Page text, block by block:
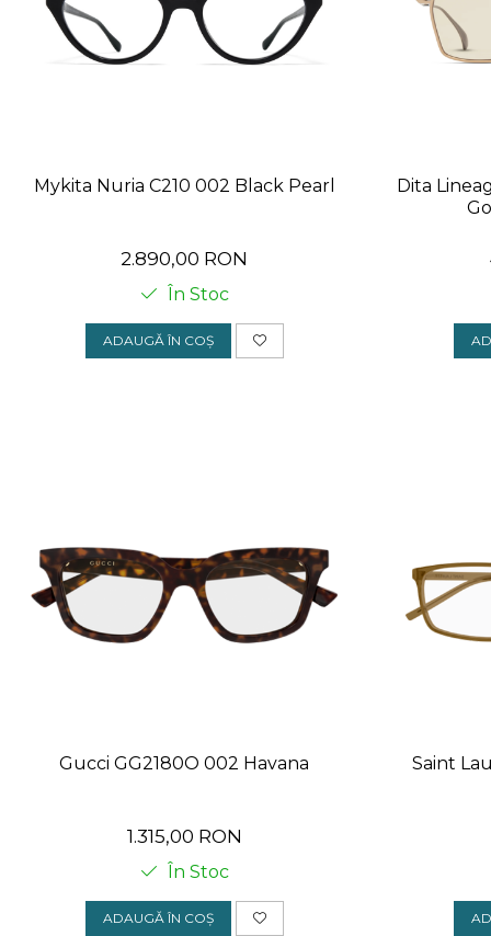
Mykita Nuria C210 002 Black Pearl
2.890,00 RON
În Stoc
ADAUGĂ ÎN COȘ
Dita
Gucci GG2180O 002 Havana
1.315,00 RON
În Stoc
ADAUGĂ ÎN COȘ
Saint